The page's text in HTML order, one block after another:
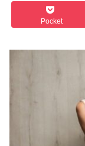
Pocket